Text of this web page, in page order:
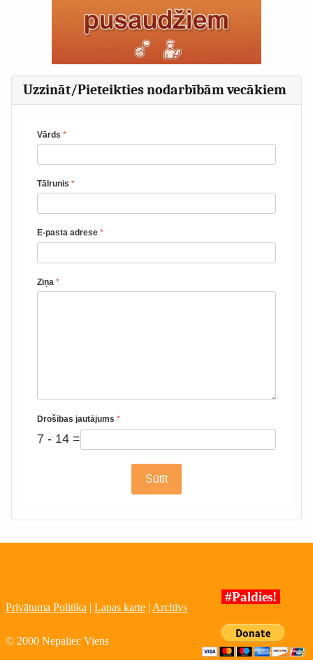
Uzzināt/Pieteikties nodarbībām vecākiem
Vārds *
Tālrunis *
E-pasta adrese *
Ziņa *
Drošības jautājums *
7 - 14 =
Sūtīt
Privātuma Politika | Lapas karte | Archīvs
© 2000 Nepaliec Viens
#Paldies!